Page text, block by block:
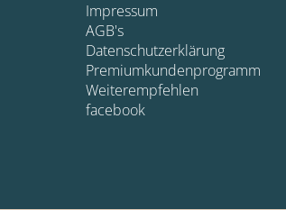
Impressum
AGB's
Datenschutzerklärung
Premiumkundenprogramm
Weiterempfehlen
facebook